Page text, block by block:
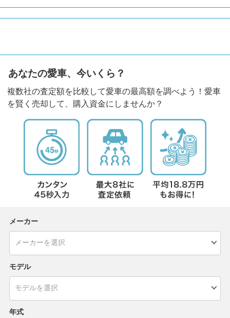
あなたの愛車、今いくら？
複数社の査定額を比較して愛車の最高額を調べよう！愛車
を賢く売却して、購入資金にしませんか？
メーカー
モデル
年式